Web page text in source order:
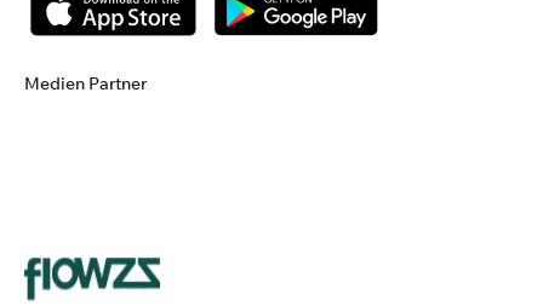
Medien Partner